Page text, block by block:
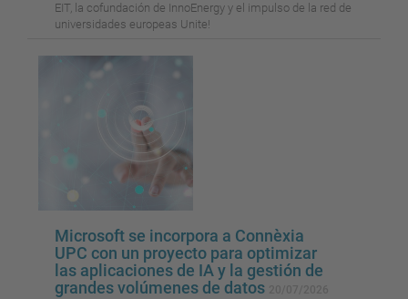
EIT, la cofundación de InnoEnergy y el impulso de la red de
universidades europeas Unite!
Microsoft se incorpora a Connèxia
UPC con un proyecto para optimizar
las aplicaciones de IA y la gestión de
grandes volúmenes de datos